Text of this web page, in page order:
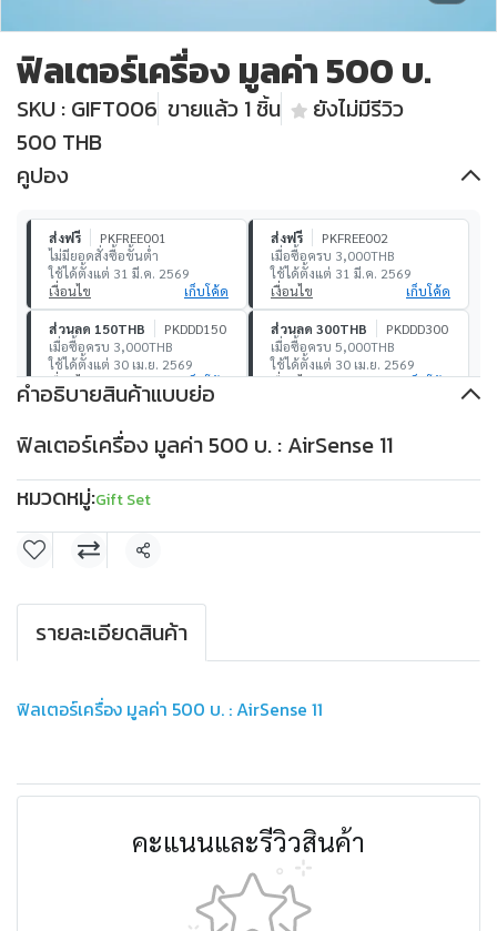
ฟิลเตอร์เครื่อง มูลค่า 500 บ.
SKU : GIFT006 ขายแล้ว 1 ชิ้น
ยังไม่มีรีวิว
500 THB
คูปอง
ส่งฟรี
PKFREE001
ไม่มียอดสั่งซื้อขั้นต่ำ
ใช้ได้ตั้งแต่ 31 มี.ค. 2569
เงื่อนไข
เก็บโค้ด
ส่งฟรี
PKFREE002
เมื่อซื้อครบ 3,000THB
ใช้ได้ตั้งแต่ 31 มี.ค. 2569
เงื่อนไข
เก็บโค้ด
ส่วนลด 150THB
PKDDD150
เมื่อซื้อครบ 3,000THB
ใช้ได้ตั้งแต่ 30 เม.ย. 2569
เงื่อนไข
เก็บโค้ด
ส่วนลด 300THB
PKDDD300
เมื่อซื้อครบ 5,000THB
ใช้ได้ตั้งแต่ 30 เม.ย. 2569
เงื่อนไข
เก็บโค้ด
เมื่อซื้อครบ 10,000THB
ใช้ได้ตั้งแต่ 30 เม.ย. 2569
PKDDD1000
เมื่อซื้อครบ 30,000THB
คำอธิบายสินค้าแบบย่อ
ฟิลเตอร์เครื่อง มูลค่า 500 บ. : AirSense 11
หมวดหมู่:Gift Set
แชร์
รายละเอียดสินค้า
ฟิลเตอร์เครื่อง มูลค่า 500 บ. : AirSense 11
คะแนนและรีวิวสินค้า